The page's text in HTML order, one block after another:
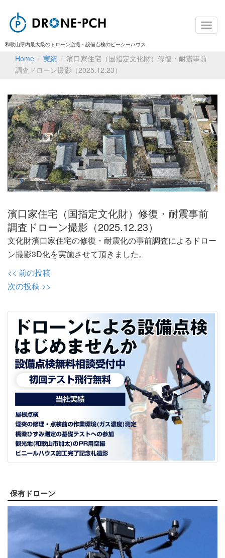
和歌山県内最大級のドローン空撮・設備点検のピーシーハウス
Home / 実績 / 濱口家住宅（国指定文化財）修復・耐震事前
調査ドローン撮影（2025.12.23）
濱口家住宅（国指定文化財）修復・耐震事前
調査ドローン撮影（2025.12.23）
文化財濱口家住宅の修復・耐震化の事前調査によるドロー
ン撮影3D化を実施させて頂きました。
投
稿
ビ
ー
シ
ョ
<< 前の投稿
次の投稿 >>
保有ドローン